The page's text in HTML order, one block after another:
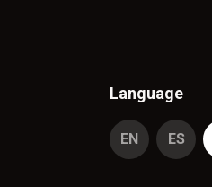
Language
EN ES